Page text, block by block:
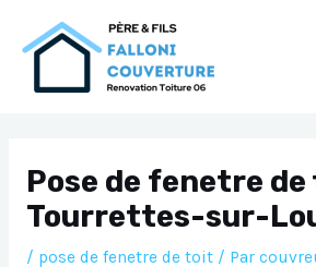
Pose de fenetre
Tourrettes-sur-
/ pose de fenetre de toit/ Par